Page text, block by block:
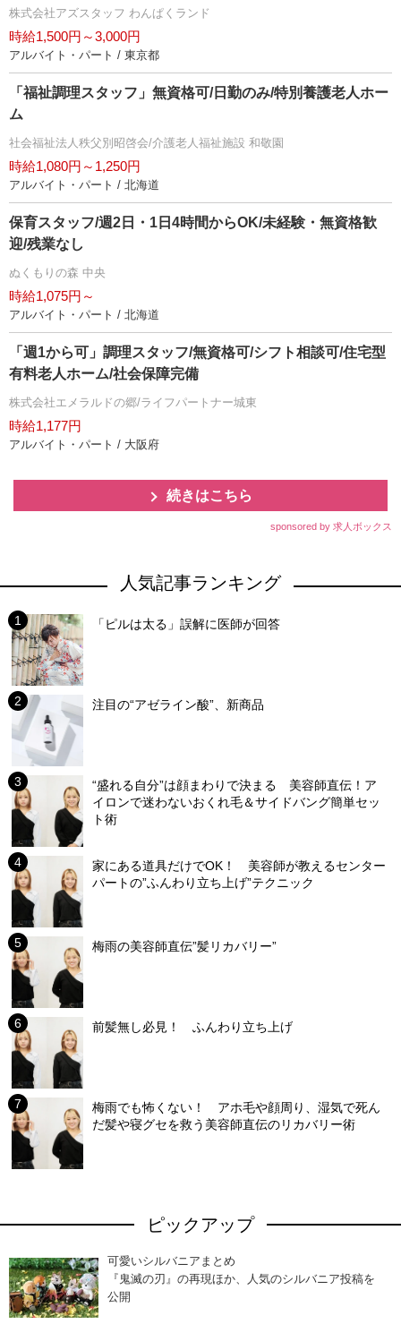
株式会社アズスタッフ わんぱくランド
時給1,500円～3,000円
アルバイト・パート / 東京都
「福祉調理スタッフ」無資格可/日勤のみ/特別養護老人ホー
ム
社会福祉法人秩父別昭啓会/介護老人福祉施設 和敬園
時給1,080円～1,250円
アルバイト・パート / 北海道
保育スタッフ/週2日・1日4時間からOK/未経験・無資格歓
迎/残業なし
ぬくもりの森 中央
時給1,075円～
アルバイト・パート / 北海道
「週1から可」調理スタッフ/無資格可/シフト相談可/住宅型
有料老人ホーム/社会保障完備
株式会社エメラルドの郷/ライフパートナー城東
時給1,177円
アルバイト・パート / 大阪府
続きはこちら
sponsored by 求人ボックス
人気記事ランキング
「ピルは太る」誤解に医師が回答
注目の“アゼライン酸”、新商品
“盛れる自分”は顔まわりで決まる 美容師直伝！ア
イロンで迷わないおくれ毛＆サイドバング簡単セッ
ト術
家にある道具だけでOK！ 美容師が教えるセンター
パートの”ふんわり立ち上げ”テクニック
梅雨の美容師直伝”髪リカバリー”
前髪無し必見！ ふんわり立ち上げ
梅雨でも怖くない！ アホ毛や顔周り、湿気で死ん
だ髪や寝グセを救う美容師直伝のリカバリー術
ピックアップ
可愛いシルバニアまとめ
『鬼滅の刃』の再現ほか、人気のシルバニア投稿を
公開